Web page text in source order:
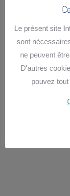
Abiliteam
Gérer son
Le présent site
sont
ne peuvent
D'autres
pouvez